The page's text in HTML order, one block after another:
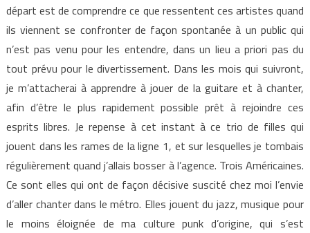
départ est de comprendre ce que ressentent ces artistes quand
ils viennent se confronter de façon spontanée à un public qui
n’est pas venu pour les entendre, dans un lieu a priori pas du
tout prévu pour le divertissement. Dans les mois qui suivront,
je m’attacherai à apprendre à jouer de la guitare et à chanter,
afin d’être le plus rapidement possible prêt à rejoindre ces
esprits libres. Je repense à cet instant à ce trio de filles qui
jouent dans les rames de la ligne 1, et sur lesquelles je tombais
régulièrement quand j’allais bosser à l’agence. Trois Américaines.
Ce sont elles qui ont de façon décisive suscité chez moi l’envie
d’aller chanter dans le métro. Elles jouent du jazz, musique pour
le moins éloignée de ma culture punk d’origine, qui s’est